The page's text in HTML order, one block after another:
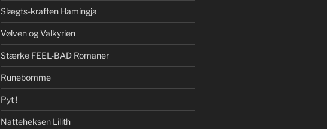
Slægts-kraften Hamingja
Vølven og Valkyrien
Stærke FEEL-BAD Romaner
Runebomme
Pyt !
Natteheksen Lilith